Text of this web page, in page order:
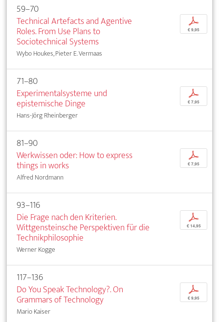
59–70
Technical Artefacts and Agentive
Roles. From Use Plans to
Sociotechnical Systems
Wybo Houkes, Pieter E. Vermaas
p
€ 9,95
71–80
Experimentalsysteme und
epistemische Dinge
Hans-Jörg Rheinberger
p
€ 7,95
81–90
Werkwissen oder: How to express
things in works
Alfred Nordmann
p
€ 7,95
93–116
Die Frage nach den Kriterien.
Wittgensteinsche Perspektiven für die
Technikphilosophie
Werner Kogge
p
€ 14,95
117–136
Do You Speak Technology?. On
Grammars of Technology
Mario Kaiser
p
€ 9,95